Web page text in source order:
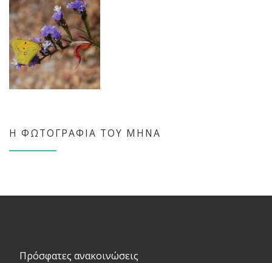
Η ΦΩΤΟΓΡΑΦΊΑ ΤΟΥ ΜΉΝΑ
Πρόσφατες ανακοινώσεις